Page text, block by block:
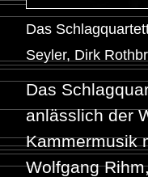
Das
Seyler, Dirk
Das
anlässlich der
Kammermusik
Wolfgang